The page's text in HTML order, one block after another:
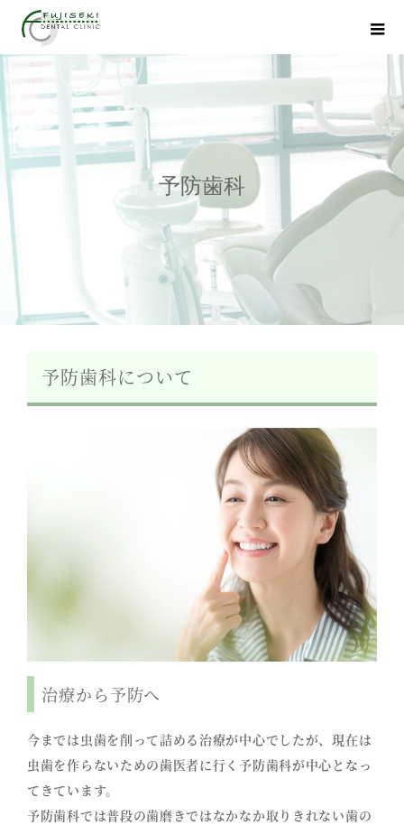
予防歯科
予防歯科について
治療から予防へ
今までは虫歯を削って詰める治療が中心でしたが、現在は
虫歯を作らないための歯医者に行く予防歯科が中心となっ
てきています。
予防歯科では普段の歯磨きではなかなか取りきれない歯の